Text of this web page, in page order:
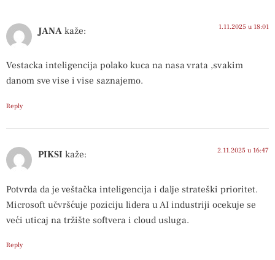
JANA kaže: 1.11.2025 u 18:01
Vestacka inteligencija polako kuca na nasa vrata ,svakim
danom sve vise i vise saznajemo.
Reply
PIKSI kaže: 2.11.2025 u 16:47
Potvrda da je veštačka inteligencija i dalje strateški prioritet.
Microsoft učvršćuje poziciju lidera u AI industriji ocekuje se
veći uticaj na tržište softvera i cloud usluga.
Reply